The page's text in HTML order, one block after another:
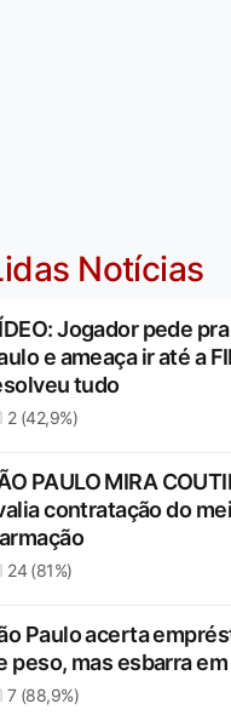
Notícias
Jogador pede
e ameaça ir até a
tudo
2 (42,9%)
PAULO MIRA
contratação do
24 (81%)
Paulo acerta
peso, mas esbarra
7 (88,9%)